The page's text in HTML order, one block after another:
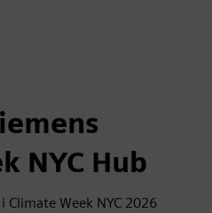
NYC Hub
Climate Week NYC 2026